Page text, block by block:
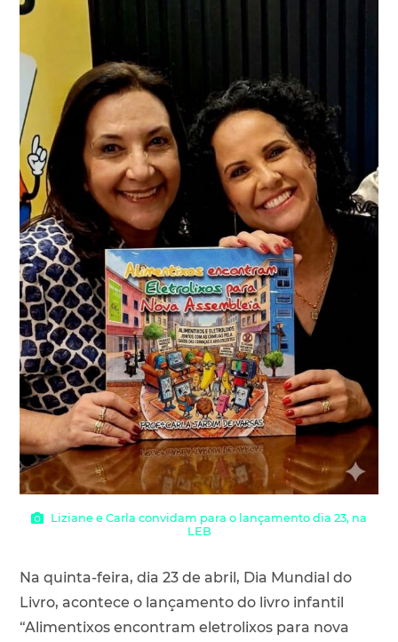
Liziane e Carla convidam para o lançamento dia 23, na
LEB
Na quinta-feira, dia 23 de abril, Dia Mundial do
Livro, acontece o lançamento do livro infantil
“Alimentixos encontram eletrolixos para nova